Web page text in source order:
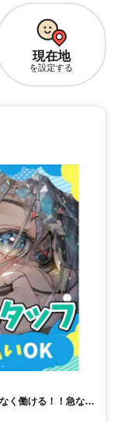
現在地
を設定する
く働ける！！急な出